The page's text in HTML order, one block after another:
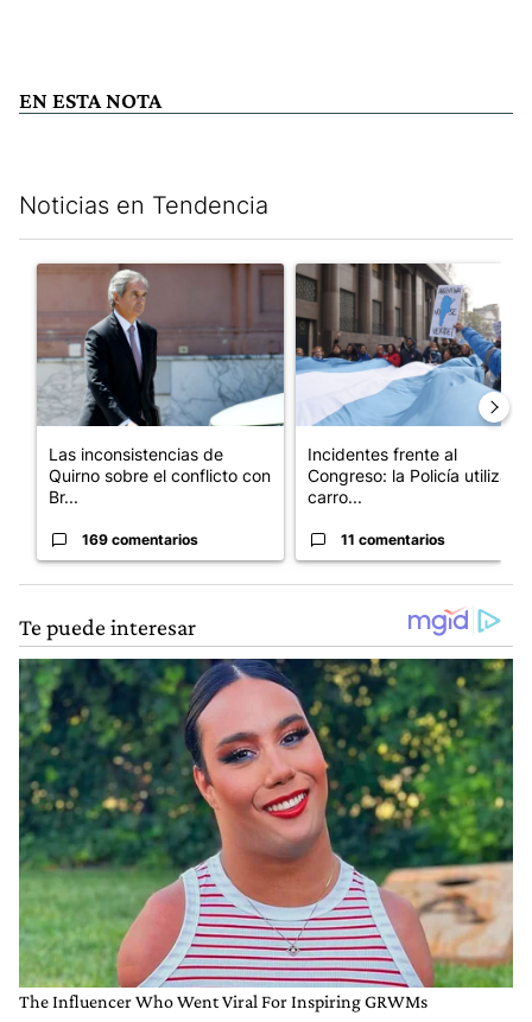
EN ESTA NOTA
Noticias en Tendencia
Un artículo de tendencia con el título "Las inconsistencias de
Las inconsistencias de
Quirno sobre el conflicto con
Br...
169 comentarios
Un artículo de tendencia con
Incidentes frente al
Congreso: la Policía utiliza
carro...
11 comentarios